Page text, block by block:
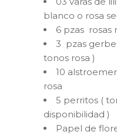
blanco o rosa
6 pzas rosas
3 pzas
tonos rosa )
10
rosa
5 perritos (
disponibilidad )
Papel de